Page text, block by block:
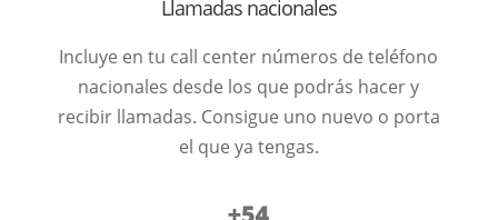
Llamadas nacionales
Incluye en tu call center números de teléfono
nacionales desde los que podrás hacer y
recibir llamadas. Consigue uno nuevo o porta
el que ya tengas.